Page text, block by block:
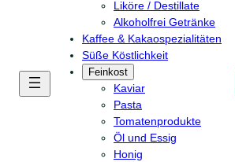
Liköre / Destillate
Alkoholfrei Getränke
Kaffee & Kakaospezialitäten
Süße Köstlichkeit
Feinkost
Kaviar
Pasta
Tomatenprodukte
Öl und Essig
Honig